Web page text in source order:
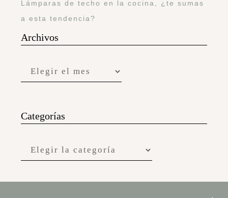
Lámparas de techo en la cocina, ¿te sumas
a esta tendencia?
Archivos
Categorías